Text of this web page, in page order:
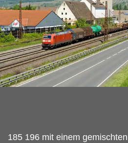
185 196 mit einem